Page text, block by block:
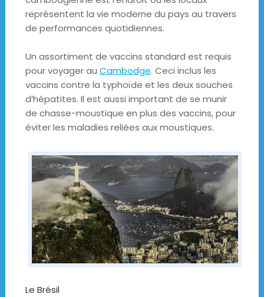
représentent la vie moderne du pays au travers
de performances quotidiennes.
Un assortiment de vaccins standard est requis
pour voyager au Cambodge. Ceci inclus les
vaccins contre la typhoïde et les deux souches
d’hépatites. Il est aussi important de se munir
de chasse-moustique en plus des vaccins, pour
éviter les maladies reliées aux moustiques.
Le Brésil